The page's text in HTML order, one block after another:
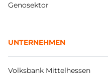
Genosektor
UNTERNEHMEN
Volksbank Mittelhessen